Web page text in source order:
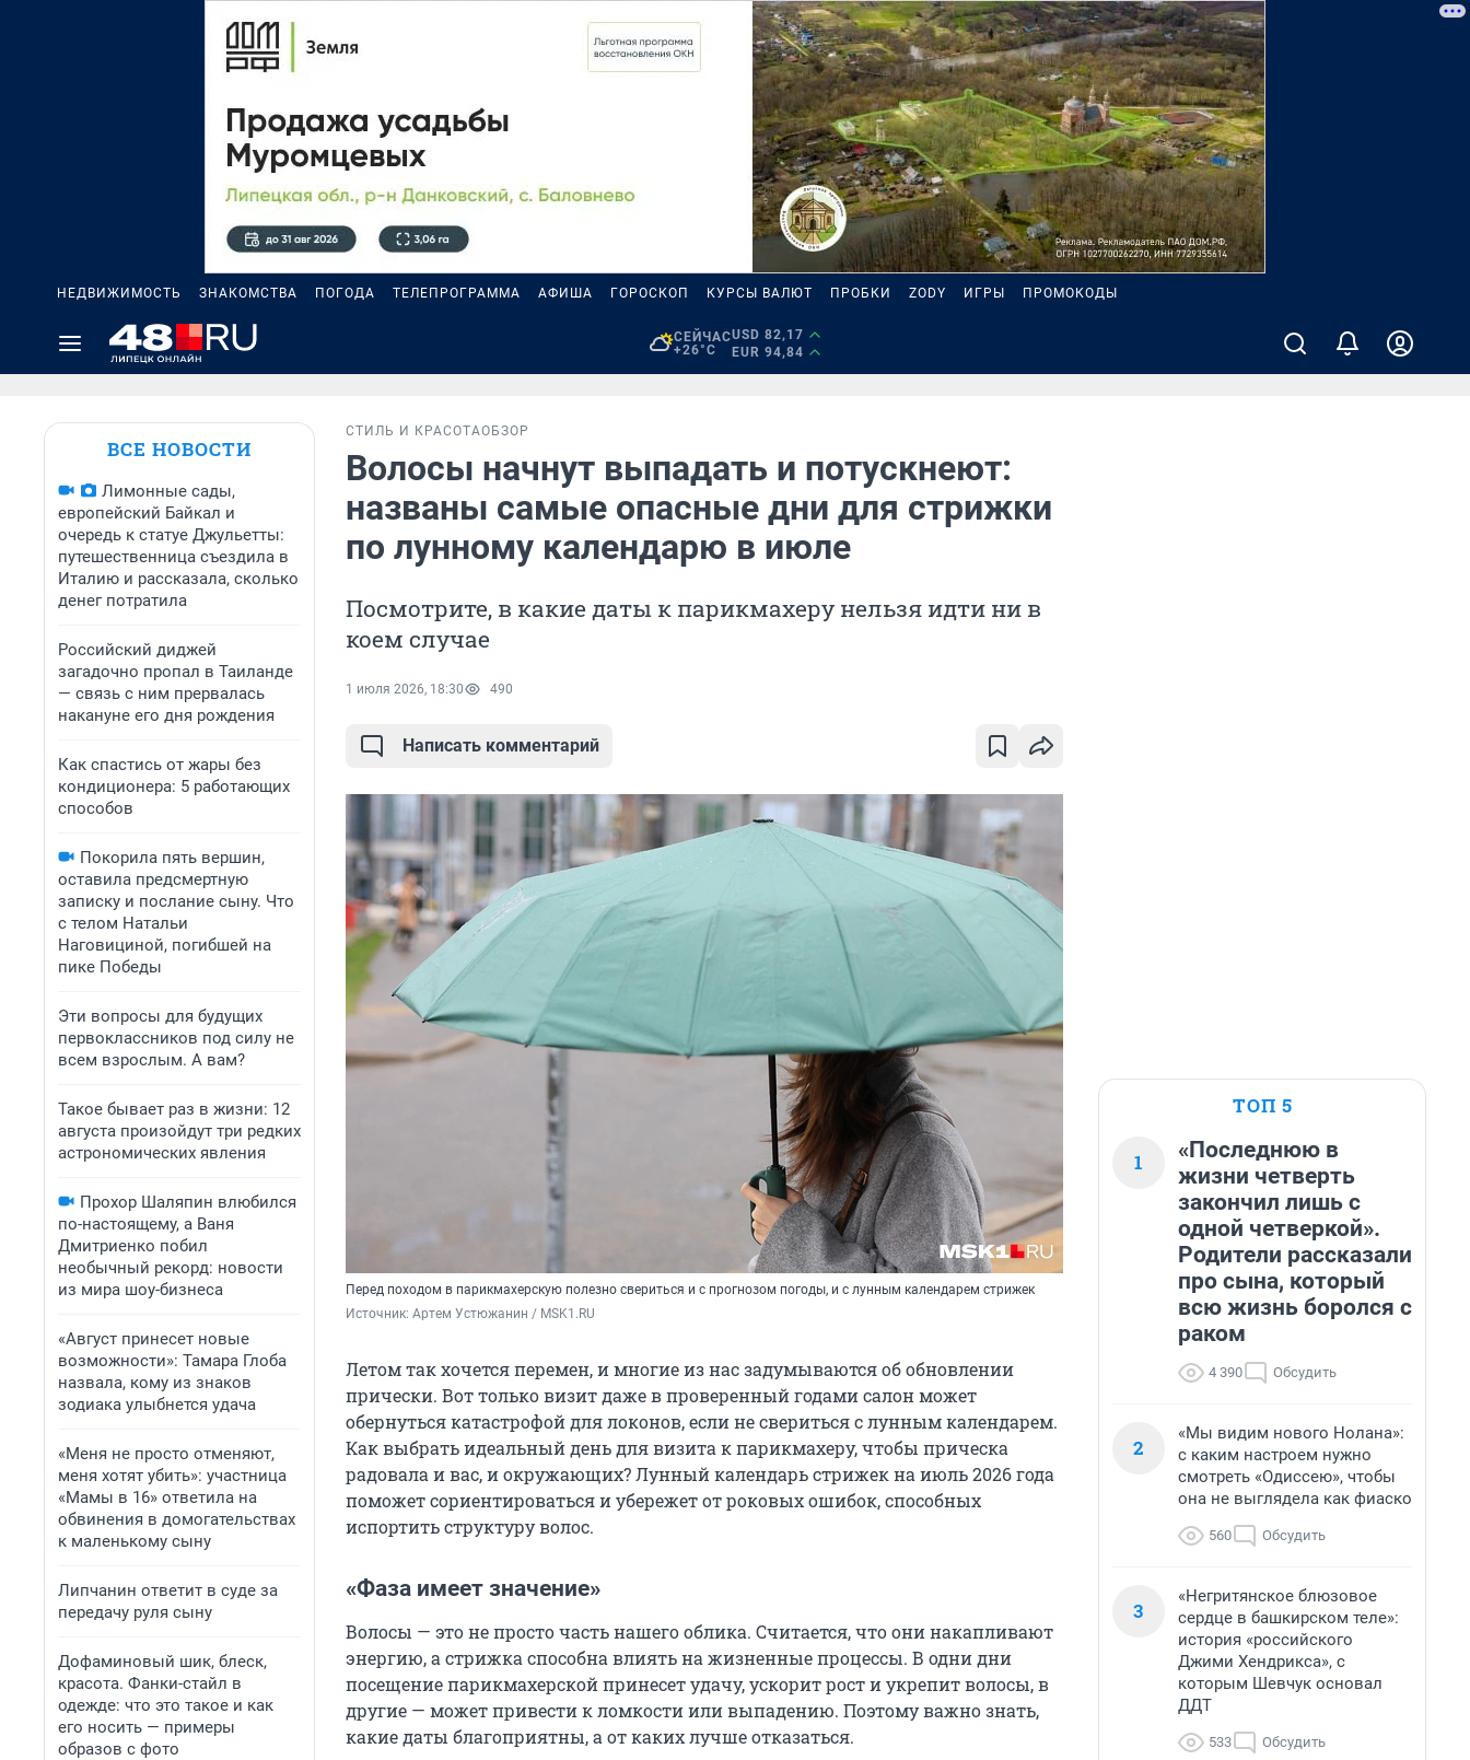
НЕДВИЖИМОСТЬ ЗНАКОМСТВА ПОГОДА ТЕЛЕПРОГРАММА АФИША ГОРОСКОП КУРСЫ ВАЛЮТ ПРОБКИ ZODY ИГРЫ ПРОМОКОДЫ
СЕЙЧАС
+26°C
USD 82,17
EUR 94,84
ВСЕ НОВОСТИ
Лимонные сады,
европейский Байкал и
очередь к статуе Джульетты:
путешественница съездила в
Италию и рассказала, сколько
денег потратила
Российский диджей
загадочно пропал в Таиланде
— связь с ним прервалась
накануне его дня рождения
Как спастись от жары без
кондиционера: 5 работающих
способов
Покорила пять вершин,
оставила предсмертную
записку и послание сыну. Что
с телом Натальи
Наговициной, погибшей на
пике Победы
Эти вопросы для будущих
первоклассников под силу не
всем взрослым. А вам?
Такое бывает раз в жизни: 12
августа произойдут три редких
астрономических явления
Прохор Шаляпин влюбился
по-настоящему, а Ваня
Дмитриенко побил
необычный рекорд: новости
из мира шоу-бизнеса
«Август принесет новые
возможности»: Тамара Глоба
назвала, кому из знаков
зодиака улыбнется удача
«Меня не просто отменяют,
меня хотят убить»: участница
«Мамы в 16» ответила на
обвинения в домогательствах
к маленькому сыну
Липчанин ответит в суде за
передачу руля сыну
Дофаминовый шик, блеск,
красота. Фанки-стайл в
одежде: что это такое и как
его носить — примеры
образов с фото
СТИЛЬ И КРАСОТАОБЗОР
Волосы начнут выпадать и потускнеют:
названы самые опасные дни для стрижки
по лунному календарю в июле
Посмотрите, в какие даты к парикмахеру нельзя идти ни в
коем случае
1 июля 2026, 18:30 490
Написать комментарий
Перед походом в парикмахерскую полезно свериться и с прогнозом погоды, и с лунным календарем стрижек
Источник: Артем Устюжанин / MSK1.RU
Летом так хочется перемен, и многие из нас задумываются об обновлении
прически. Вот только визит даже в проверенный годами салон может
обернуться катастрофой для локонов, если не свериться с лунным календарем.
Как выбрать идеальный день для визита к парикмахеру, чтобы прическа
радовала и вас, и окружающих? Лунный календарь стрижек на июль 2026 года
поможет сориентироваться и убережет от роковых ошибок, способных
испортить структуру волос.
«Фаза имеет значение»
Волосы — это не просто часть нашего облика. Считается, что они накапливают
энергию, а стрижка способна влиять на жизненные процессы. В одни дни
посещение парикмахерской принесет удачу, ускорит рост и укрепит волосы, в
другие — может привести к ломкости или выпадению. Поэтому важно знать,
какие даты благоприятны, а от каких лучше отказаться.
ТОП 5
1
«Последнюю в
жизни четверть
закончил лишь с
одной четверкой».
Родители рассказали
про сына, который
всю жизнь боролся с
раком
4 390 Обсудить
2
«Мы видим нового Нолана»:
с каким настроем нужно
смотреть «Одиссею», чтобы
она не выглядела как фиаско
560 Обсудить
3
«Негритянское блюзовое
сердце в башкирском теле»:
история «российского
Джими Хендрикса», с
которым Шевчук основал
ДДТ
533 Обсудить